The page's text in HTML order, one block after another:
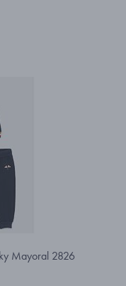
Mayoral 2826